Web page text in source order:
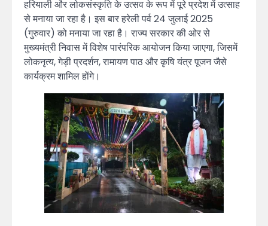
हरियाली और लोकसंस्कृति के उत्सव के रूप में पूरे प्रदेश में उत्साह
से मनाया जा रहा है। इस बार हरेली पर्व 24 जुलाई 2025
(गुरुवार) को मनाया जा रहा है। राज्य सरकार की ओर से
मुख्यमंत्री निवास में विशेष पारंपरिक आयोजन किया जाएगा, जिसमें
लोकनृत्य, गेड़ी प्रदर्शन, रामायण पाठ और कृषि यंत्र पूजन जैसे
कार्यक्रम शामिल होंगे।